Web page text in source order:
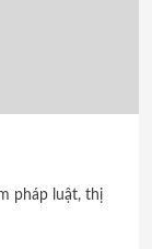
pháp luật, thị